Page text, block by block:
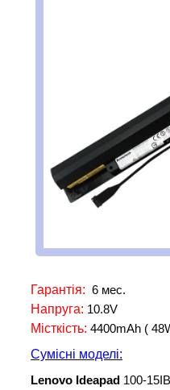
Гарантія: 6 мес.
Напруга: 10.8V
Місткість: 4400mAh (
Сумісні моделі:
Lenovo Ideapad 100-